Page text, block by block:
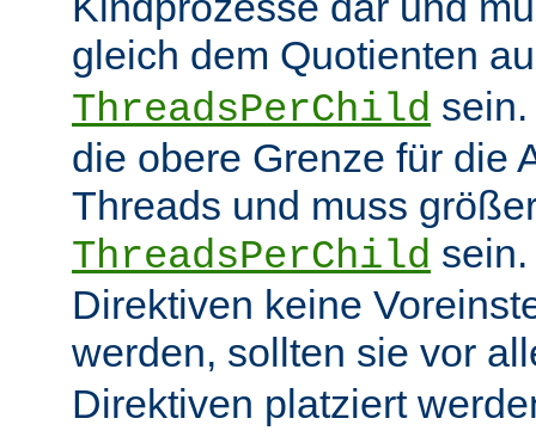
gleich dem Quotienten
ThreadsPerChild
die obere Grenze für die
Threads und muss
ThreadsPerChild
Direktiven keine
werden, sollten sie vor
Direktiven platziert